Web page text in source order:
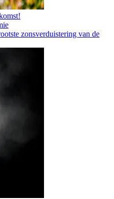
zonsverduistering van de